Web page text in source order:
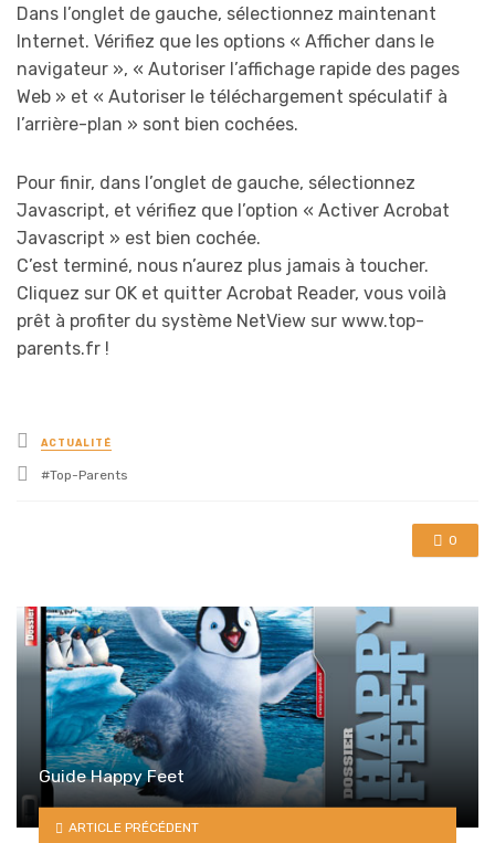
Dans l’onglet de gauche, sélectionnez maintenant
Internet. Vérifiez que les options « Afficher dans le
navigateur », « Autoriser l’affichage rapide des pages
Web » et « Autoriser le téléchargement spéculatif à
l’arrière-plan » sont bien cochées.
Pour finir, dans l’onglet de gauche, sélectionnez
Javascript, et vérifiez que l’option « Activer Acrobat
Javascript » est bien cochée.
C’est terminé, nous n’aurez plus jamais à toucher.
Cliquez sur OK et quitter Acrobat Reader, vous voilà
prêt à profiter du système NetView sur www.top-
parents.fr !
Posted
in
ACTUALITÉ
Tagged
Top-Parents
0
Guide Happy Feet
ARTICLE PRÉCÉDENT